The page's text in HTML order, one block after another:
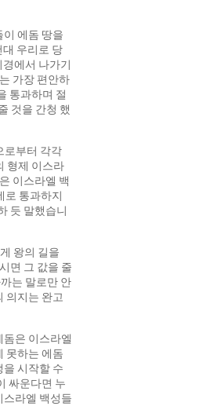
이 에돔 땅을
대 우리로 당
에서 나가기
가장 편안하
통과하며 절
것을 간청 했
로부터 각각
형제 이스라
이스라엘 백
로 통과하지
듯 말했습니
왕의 길을
면 그 값을 줄
는 말로만 안
의지는 완고
은 이스라엘
못하는 에돔
시작할 수
싸운다면 누
스라엘 백성들